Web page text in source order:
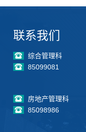
联系我们
综合管理科
85099081
房地产管理科
85098986